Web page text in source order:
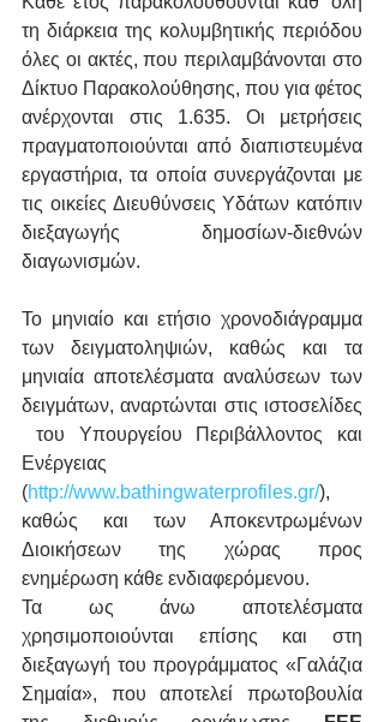
τη διάρκεια της κολυμβητικής περιόδου
όλες οι ακτές, που περιλαμβάνονται στο
Δίκτυο Παρακολούθησης, που για φέτος
ανέρχονται στις 1.635. Οι μετρήσεις
πραγματοποιούνται από διαπιστευμένα
εργαστήρια, τα οποία συνεργάζονται με
τις οικείες Διευθύνσεις Υδάτων κατόπιν
διεξαγωγής δημοσίων-διεθνών
διαγωνισμών.
Το μηνιαίο και ετήσιο χρονοδιάγραμμα
των δειγματοληψιών, καθώς και τα
μηνιαία αποτελέσματα αναλύσεων των
δειγμάτων, αναρτώνται στις ιστοσελίδες
του Υπουργείου Περιβάλλοντος και
Ενέργειας
(http://www.bathingwaterprofiles.gr/),
καθώς και των Αποκεντρωμένων
Διοικήσεων της χώρας προς
ενημέρωση κάθε ενδιαφερόμενου.
Τα ως άνω αποτελέσματα
χρησιμοποιούνται επίσης και στη
διεξαγωγή του προγράμματος «Γαλάζια
Σημαία», που αποτελεί πρωτοβουλία